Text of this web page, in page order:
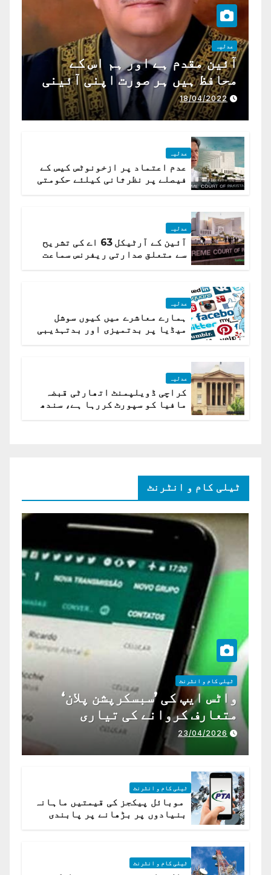
عدلیہ
آئین مقدم ہے اور ہم اس کے
محافظ ہیں ہر صورت اپنی آئینی
ذمہ داری ادا کرینگے ، چیف
جسٹس پاکستان
18/04/2022
عدلیہ
عدم اعتماد پر ازخونوٹس کیس کے
فیصلے پر نظرثانی کیلئے حکومتی
عدلیہ
آئین کے آرٹیکل 63 اے کی تشریح
سے متعلق صدارتی ریفرنس سماعت
عدلیہ
ہمارے معاشرے میں کیوں سوشل
میڈیا پر بدتمیزی اور بدتہذیبی
عدلیہ
کراچی ڈویلپمنٹ اتھارٹی قبضہ
مافیا کو سپورٹ کررہا ہے، سندھ
ٹیلی کام و انٹرنٹ
ٹیلی کام و انٹرنٹ
واٹس ایپ کی ’سبسکرپشن پلان‘
متعارف کروانے کی تیاری
23/04/2026
ٹیلی کام و انٹرنٹ
موبائل پیکجز کی قیمتیں ماہانہ
بنیادوں پر بڑھانے پر پابندی
ٹیلی کام و انٹرنٹ